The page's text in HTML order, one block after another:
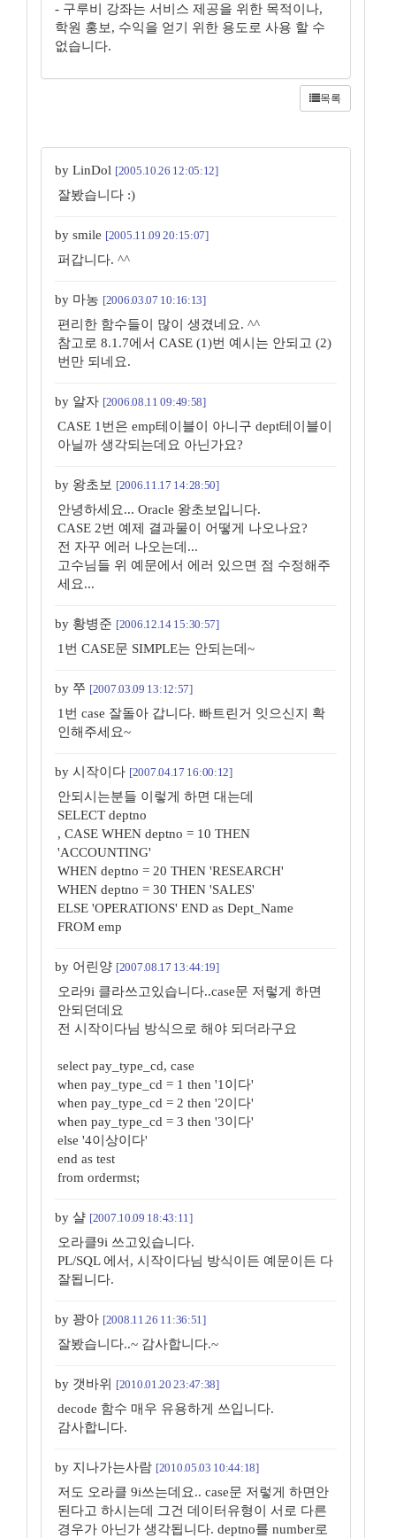
- 구루비 강좌는 서비스 제공을 위한 목적이나,
학원 홍보, 수익을 얻기 위한 용도로 사용 할 수
없습니다.
목록
by LinDol [2005.10.26 12:05:12]
잘봤습니다 :)
by smile [2005.11.09 20:15:07]
퍼갑니다. ^^
by 마농 [2006.03.07 10:16:13]
편리한 함수들이 많이 생겼네요. ^^
참고로 8.1.7에서 CASE (1)번 예시는 안되고 (2)
번만 되네요.
by 알자 [2006.08.11 09:49:58]
CASE 1번은 emp테이블이 아니구 dept테이블이
아닐까 생각되는데요 아닌가요?
by 왕초보 [2006.11.17 14:28:50]
안녕하세요... Oracle 왕초보입니다.
CASE 2번 예제 결과물이 어떻게 나오나요?
전 자꾸 에러 나오는데...
고수님들 위 예문에서 에러 있으면 점 수정해주
세요...
by 황병준 [2006.12.14 15:30:57]
1번 CASE문 SIMPLE는 안되는데~
by 쭈 [2007.03.09 13:12:57]
1번 case 잘돌아 갑니다. 빠트린거 잇으신지 확
인해주세요~
by 시작이다 [2007.04.17 16:00:12]
안되시는분들 이렇게 하면 대는데
SELECT deptno
, CASE WHEN deptno = 10 THEN
'ACCOUNTING'
WHEN deptno = 20 THEN 'RESEARCH'
WHEN deptno = 30 THEN 'SALES'
ELSE 'OPERATIONS' END as Dept_Name
FROM emp
by 어린양 [2007.08.17 13:44:19]
오라9i 클라쓰고있습니다..case문 저렇게 하면
안되던데요
전 시작이다님 방식으로 해야 되더라구요
select pay_type_cd, case
when pay_type_cd = 1 then '1이다'
when pay_type_cd = 2 then '2이다'
when pay_type_cd = 3 then '3이다'
else '4이상이다'
end as test
from ordermst;
by 샬 [2007.10.09 18:43:11]
오라클9i 쓰고있습니다.
PL/SQL 에서, 시작이다님 방식이든 예문이든 다
잘됩니다.
by 꽝아 [2008.11.26 11:36:51]
잘봤습니다..~ 감사합니다.~
by 갯바위 [2010.01.20 23:47:38]
decode 함수 매우 유용하게 쓰입니다.
감사합니다.
by 지나가는사람 [2010.05.03 10:44:18]
저도 오라클 9i쓰는데요.. case문 저렇게 하면안
된다고 하시는데 그건 데이터유형이 서로 다른
경우가 아닌가 생각됩니다. deptno를 number로